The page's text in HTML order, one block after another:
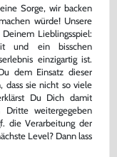
AV Cinchkabel &
€
Warenkorb
DAZU
Sorge, wir backen
würde! Unsere
Lieblingsspiel:
und ein bisschen
einzigartig ist.
dem Einsatz dieser
dass sie nicht so viele
Du Dich damit
weitergegeben
die Verarbeitung der
Level? Dann lass